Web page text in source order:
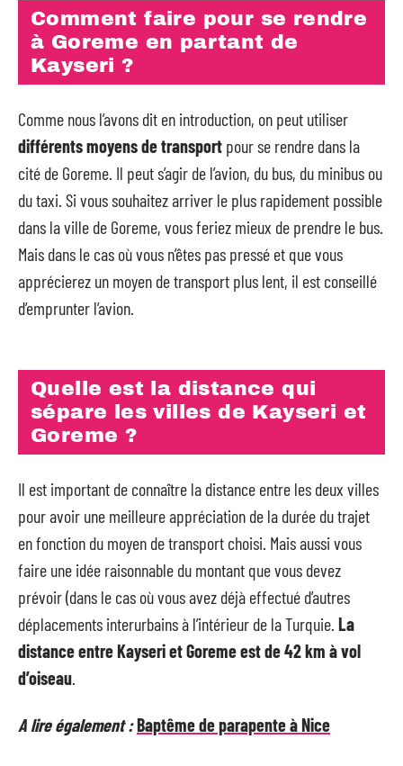
Comment faire pour se rendre
à Goreme en partant de
Kayseri ?
Comme nous l’avons dit en introduction, on peut utiliser
différents moyens de transport pour se rendre dans la
cité de Goreme. Il peut s’agir de l’avion, du bus, du minibus ou
du taxi. Si vous souhaitez arriver le plus rapidement possible
dans la ville de Goreme, vous feriez mieux de prendre le bus.
Mais dans le cas où vous n’êtes pas pressé et que vous
apprécierez un moyen de transport plus lent, il est conseillé
d’emprunter l’avion.
Quelle est la distance qui
sépare les villes de Kayseri et
Goreme ?
Il est important de connaître la distance entre les deux villes
pour avoir une meilleure appréciation de la durée du trajet
en fonction du moyen de transport choisi. Mais aussi vous
faire une idée raisonnable du montant que vous devez
prévoir (dans le cas où vous avez déjà effectué d’autres
déplacements interurbains à l’intérieur de la Turquie. La
distance entre Kayseri etGoreme est de 42 km à vol
d’oiseau
A lire également :Baptême de parapente à Nice